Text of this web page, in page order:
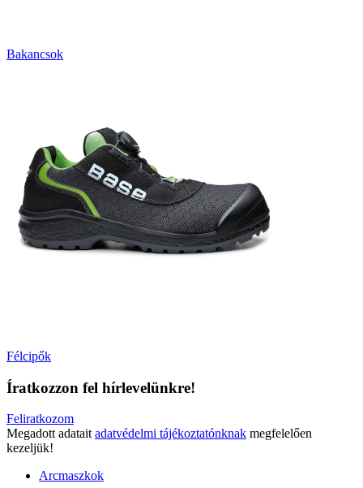
Bakancsok
Félcipők
Íratkozzon fel hírlevelünkre!
Feliratkozom
Megadott adatait adatvédelmi tájékoztatónknak megfelelően
kezeljük!
Arcmaszkok